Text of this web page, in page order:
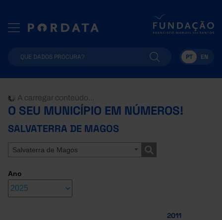
PT EN
A carregar conteúdo...
O SEU MUNICÍPIO EM NÚMEROS!
SALVATERRA DE MAGOS
Salvaterra de Magos
Ano
2011